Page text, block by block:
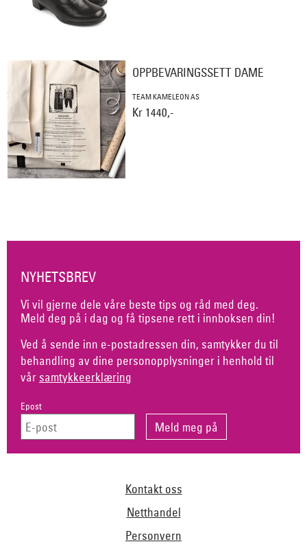
OPPBEVARINGSSETT DAME
TEAM KAMELEON AS
Kr 1440,-
NYHETSBREV
Vi vil gjerne dele våre beste tips og råd med deg.
Meld deg på i dag og få tipsene rett i innboksen din!
Ved å sende inn e-postadressen din, samtykker du til
behandling av dine personopplysninger i henhold til
vår samtykkeerklæring
Epost
Kontakt oss
Netthandel
Personvern